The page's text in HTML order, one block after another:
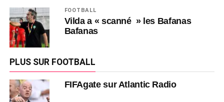
FOOTBALL
Vilda a « scanné » les Bafanas
Bafanas
PLUS SUR FOOTBALL
FIFAgate sur Atlantic Radio